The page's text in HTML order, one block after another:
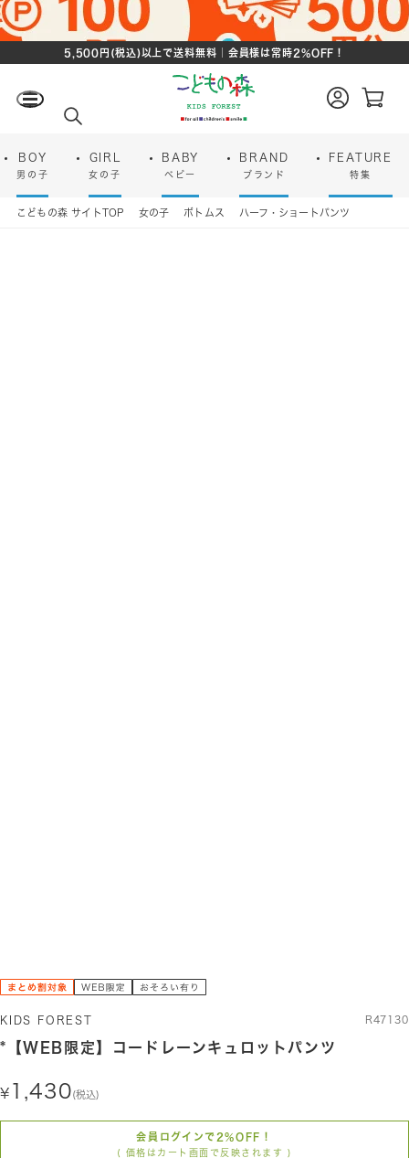
5,500円(税込)以上で送料無料｜会員様は常時2%OFF！
ジ
BOY
男の子
GIRL
女の子
BABY
ベビー
BRAND
ブランド
FEATURE
特集
こどもの森 サイトTOP 女の子 ボトムス ハーフ・ショートパンツ
KIDS FOREST R47130
*【WEB限定】コードレーンキュロットパンツ
1,430(税込)
会員ログインで2%OFF！
( 価格はカート画面で反映されます )